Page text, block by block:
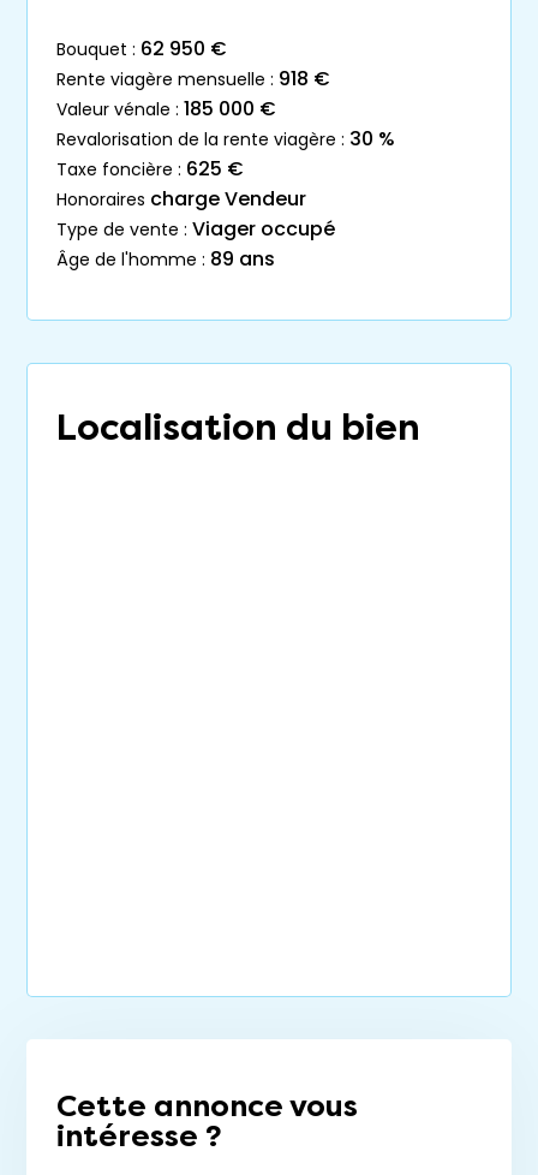
bouquet : 62 950 €
rente viagère mensuelle : 918 €
valeur vénale : 185 000 €
revalorisation de la rente viagère : 30 %
taxe foncière : 625 €
honoraires charge Vendeur
type de vente : Viager occupé
âge de l'homme : 89 ans
Localisation du bien
Cette annonce vous
intéresse ?